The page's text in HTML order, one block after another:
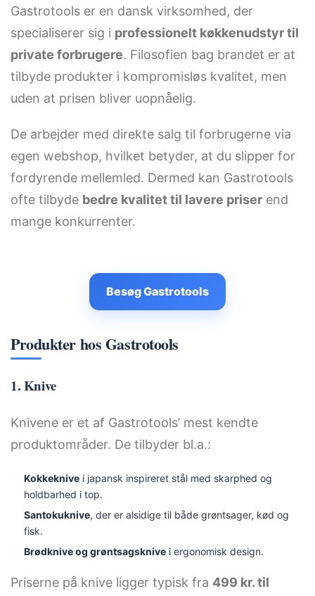
Gastrotools er en dansk virksomhed, der
specialiserer sig i professionelt køkkenudstyr til
private forbrugere. Filosofien bag brandet er at
tilbyde produkter i kompromisløs kvalitet, men
uden at prisen bliver uopnåelig.
De arbejder med direkte salg til forbrugerne via
egen webshop, hvilket betyder, at du slipper for
fordyrende mellemled. Dermed kan Gastrotools
ofte tilbyde bedre kvalitet til lavere priser end
mange konkurrenter.
Besøg Gastrotools
Produkter hos Gastrotools
1. Knive
Knivene er et af Gastrotools’ mest kendte
produktområder. De tilbyder bl.a.:
Kokkeknivei japansk inspireret stål med skarphed og
holdbarhed i top.
Santokuknive, der er alsidige til både grøntsager, kød og
fisk.
Brødknive og grøntsagsknivei ergonomisk design.
Priserne på knive ligger typisk fra 499 kr. til